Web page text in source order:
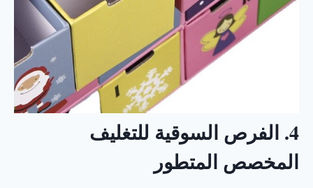
4. الفرص السوقية للتغليف
المخصص المتطور